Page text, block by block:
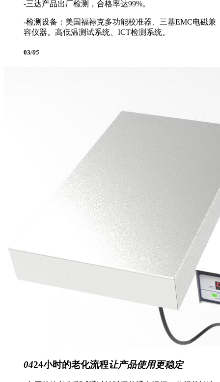
-三达产品出厂检测，合格率达99%。
-检测设备：美国福禄克多功能校准器、三基EMC电磁兼
容仪器。高低温测试系统、ICT检测系统。
03/05
0424小时的老化流程让产品使用更稳定